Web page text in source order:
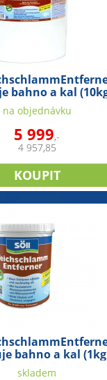
bahno a kal
200m3)
na objednávku
5 999,-
4 957,85
bahno a kal
20m3)
skladem